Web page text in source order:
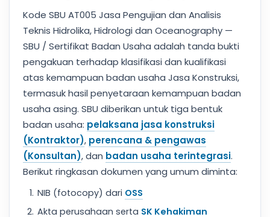
Kode SBU AT005 Jasa Pengujian dan Analisis
Teknis Hidrolika, Hidrologi dan Oceanography —
SBU / Sertifikat Badan Usaha adalah tanda bukti
pengakuan terhadap klasifikasi dan kualifikasi
atas kemampuan badan usaha Jasa Konstruksi,
termasuk hasil penyetaraan kemampuan badan
usaha asing. SBU diberikan untuk tiga bentuk
badan usaha: pelaksana jasa konstruksi
(Kontraktor), perencana & pengawas
(Konsultan), dan badan usaha terintegrasi.
Berikut ringkasan dokumen yang umum diminta:
NIB (fotocopy) dari OSS
Akta perusahaan serta SK Kehakiman